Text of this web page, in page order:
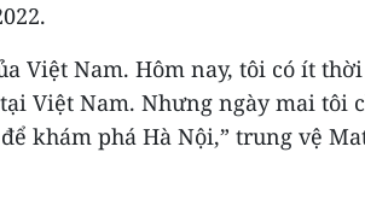
Việt Nam. Hôm nay, tôi có ít
Việt Nam. Nhưng ngày mai tôi
khám phá Hà Nội,” trung vệ